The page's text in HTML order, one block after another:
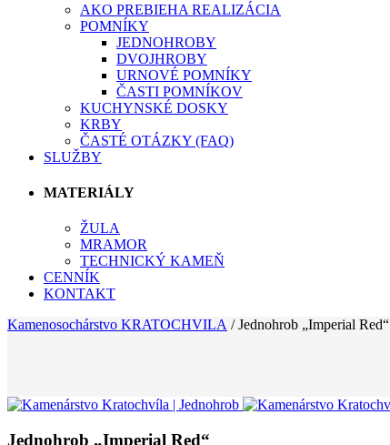
AKO PREBIEHA REALIZÁCIA
POMNÍKY
JEDNOHROBY
DVOJHROBY
URNOVÉ POMNÍKY
ČASTI POMNÍKOV
KUCHYNSKÉ DOSKY
KRBY
ČASTÉ OTÁZKY (FAQ)
SLUŽBY
MATERIÁLY
ŽULA
MRAMOR
TECHNICKÝ KAMEŇ
CENNÍK
KONTAKT
Kamenosochárstvo KRATOCHVILA /Jednohrob „Imperial Red“
Jednohrob „Imperial Red“